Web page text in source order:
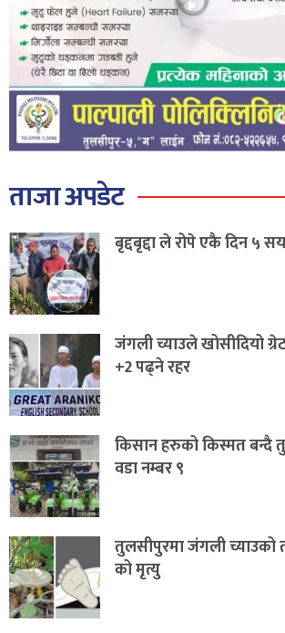
ताजा अपडेट
बृद्दबृद्दा ले रोपे एकै दिन ५
जंगली च्याउले खोसीदियो
+2 पढ्ने रहर
किसान हरुको किस्मत बन्दै
वडा नम्बर ९
तुलसीपुरमा जंगली च्याउको
को मृत्यु